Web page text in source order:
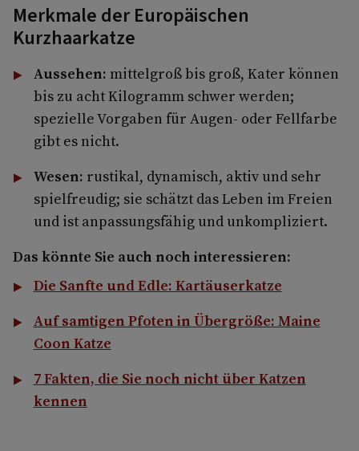
Merkmale der Europäischen
Kurzhaarkatze
Aussehen: mittelgroß bis groß, Kater können
bis zu acht Kilogramm schwer werden;
spezielle Vorgaben für Augen- oder Fellfarbe
gibt es nicht.
Wesen: rustikal, dynamisch, aktiv und sehr
spielfreudig; sie schätzt das Leben im Freien
und ist anpassungsfähig und unkompliziert.
Das könnte Sie auch noch interessieren:
Die Sanfte und Edle: Kartäuserkatze
Auf samtigen Pfoten in Übergröße: Maine
Coon Katze
7 Fakten, die Sie noch nicht über Katzen
kennen